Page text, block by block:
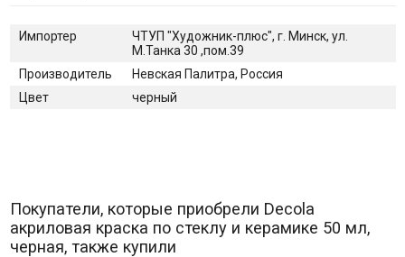
Импортер
ЧТУП "Художник-плюс", г. Минск, ул.
М.Танка 30 ,пом.39
Производитель
Невская Палитра, Россия
Цвет
черный
Покупатели, которые приобрели Decola
акриловая краска по стеклу и керамике 50 мл,
черная, также купили